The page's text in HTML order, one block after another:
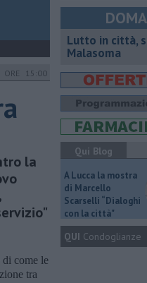
ORE 15:00
la
di come le
tra
Lutto in città,
Malasoma
Qui Blog
A Lucca la mostra
di Marcello
Scarselli “Dialoghi
con la città"
QUI Condoglianze